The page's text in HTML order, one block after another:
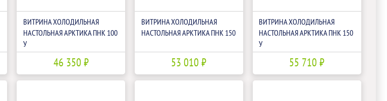
ВИТРИНА ХОЛОДИЛЬНАЯ
НАСТОЛЬНАЯ АРКТИКА ПНК 100
У
46 350 ₽
ВИТРИНА ХОЛОДИЛЬНАЯ
НАСТОЛЬНАЯ АРКТИКА ПНК 150
53 010 ₽
ВИТРИНА ХОЛОДИЛЬНАЯ
НАСТОЛЬНАЯ АРКТИКА ПНК 150
У
55 710 ₽